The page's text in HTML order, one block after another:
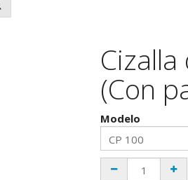
Cizalla
(Con
Modelo